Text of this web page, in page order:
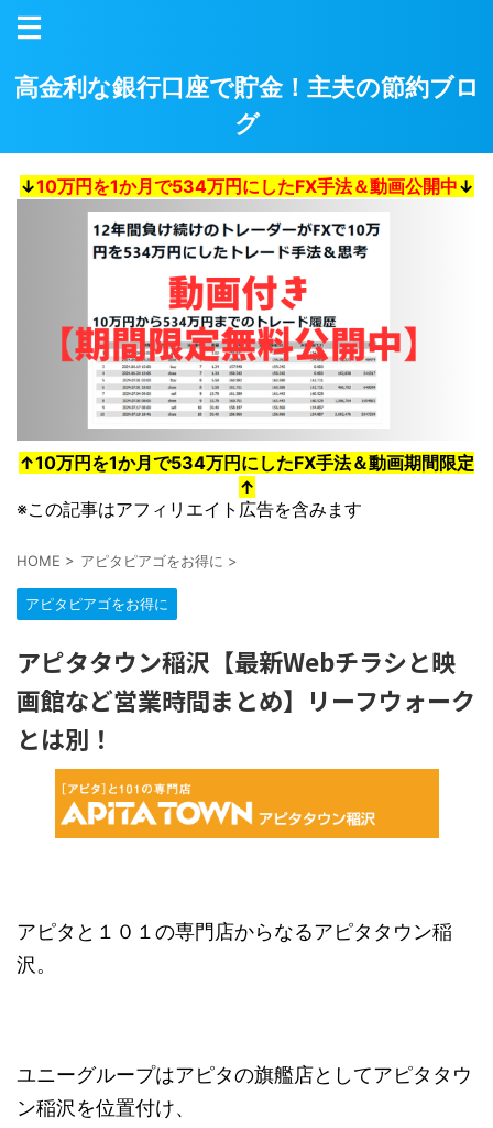
高金利な銀行口座で貯金！主夫の節約ブロ
グ
↓10万円を1か月で534万円にしたFX手法＆動画公開中↓
↑10万円を1か月で534万円にしたFX手法＆動画期間限定
↑
※この記事はアフィリエイト広告を含みます
HOME > アピタピアゴをお得に >
アピタピアゴをお得に
アピタタウン稲沢【最新Webチラシと映
画館など営業時間まとめ】リーフウォーク
とは別！
アピタと１０１の専門店からなるアピタタウン稲
沢。
ユニーグループはアピタの旗艦店としてアピタタウ
ン稲沢を位置付け、